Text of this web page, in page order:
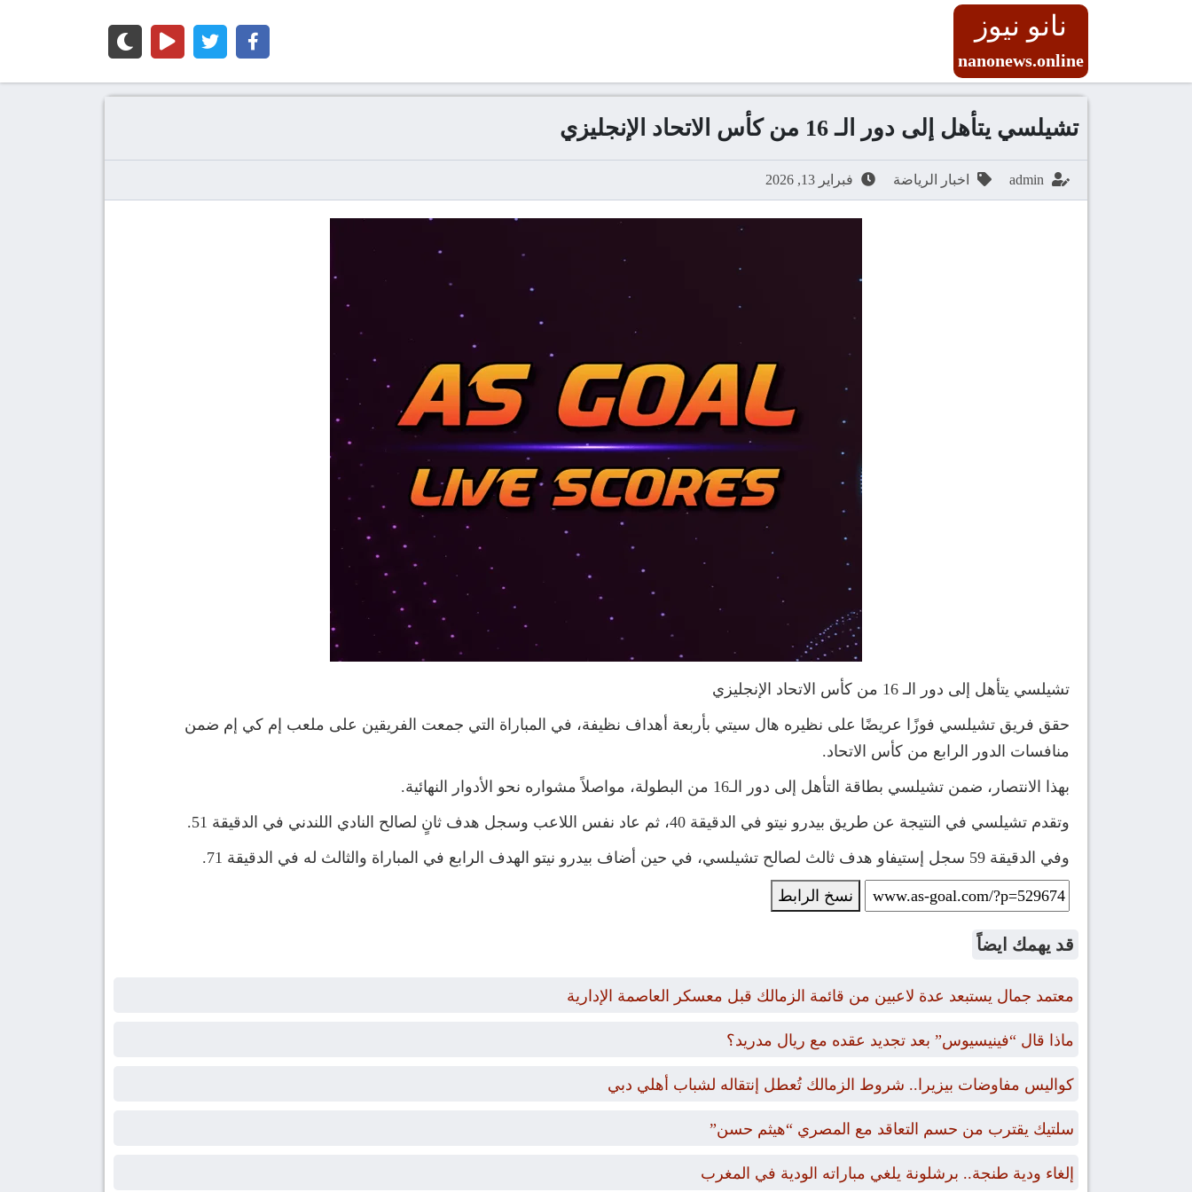
نانو نيوز
nanonews.online
تشيلسي يتأهل إلى دور الـ 16 من كأس الاتحاد الإنجليزي
admin اخبار الرياضة فبراير 13, 2026
تشيلسي يتأهل إلى دور الـ 16 من كأس الاتحاد الإنجليزي
حقق فريق تشيلسي فوزًا عريضًا على نظيره هال سيتي بأربعة أهداف نظيفة، في المباراة التي جمعت الفريقين على ملعب إم كي إم ضمن
منافسات الدور الرابع من كأس الاتحاد.
بهذا الانتصار، ضمن تشيلسي بطاقة التأهل إلى دور الـ16 من البطولة، مواصلاً مشواره نحو الأدوار النهائية.
وتقدم تشيلسي في النتيجة عن طريق بيدرو نيتو في الدقيقة 40، ثم عاد نفس اللاعب وسجل هدف ثانٍ لصالح النادي اللندني في الدقيقة 51.
وفي الدقيقة 59 سجل إستيفاو هدف ثالث لصالح تشيلسي، في حين أضاف بيدرو نيتو الهدف الرابع في المباراة والثالث له في الدقيقة 71.
نسخ الرابط
قد يهمك ايضاً
معتمد جمال يستبعد عدة لاعبين من قائمة الزمالك قبل معسكر العاصمة الإدارية
ماذا قال “فينيسيوس” بعد تجديد عقده مع ريال مدريد؟
كواليس مفاوضات بيزيرا.. شروط الزمالك تُعطل إنتقاله لشباب أهلي دبي
سلتيك يقترب من حسم التعاقد مع المصري “هيثم حسن”
إلغاء ودية طنجة.. برشلونة يلغي مباراته الودية في المغرب